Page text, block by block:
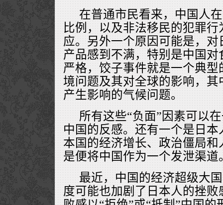
在普通市民看来，中国人
比例，以及非法移民的犯罪
应。另外一个原因可能是，
产品感到不满，特别是中国
严格，饺子事件就是一个典
境问题及其对全球的影响，
产生影响的气候问题。
所有这些“负面”因素可以
中国的反感。还有一个是日
本国的经济增长、政治僵局
是便将中国作为一个发泄渠道
最近，中国的经济超级大
度可能也加剧了日本人的挫